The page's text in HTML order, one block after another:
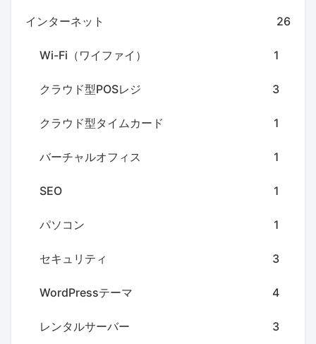
インターネット 26
Wi-Fi（ワイファイ） 1
クラウド型POSレジ 3
クラウド型タイムカード 1
バーチャルオフィス 1
SEO 1
パソコン 1
セキュリティ 3
WordPressテーマ 4
レンタルサーバー 3